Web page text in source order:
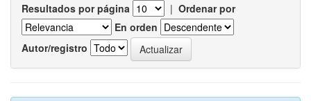
Resultados por página | Ordenar por
En orden
Autor/registro